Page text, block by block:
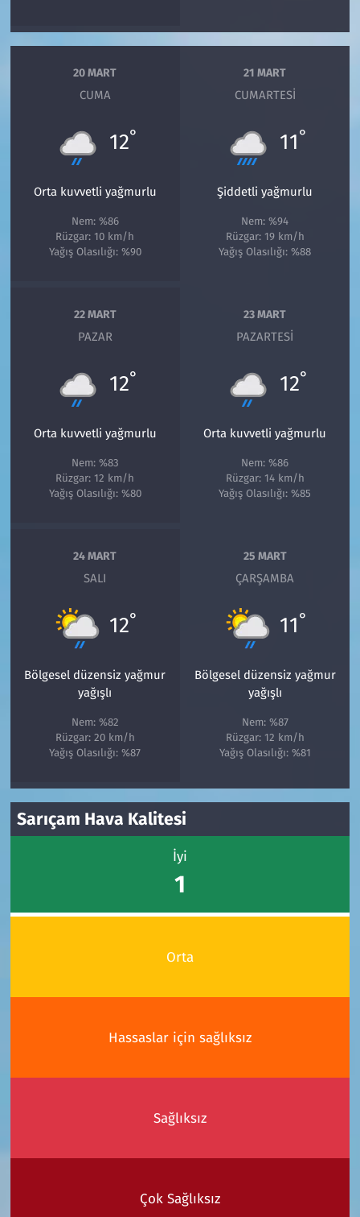
20 MART
CUMA
12°
Orta kuvvetli yağmurlu
Nem: %86
Rüzgar: 10 km/h
Yağış Olasılığı: %90
21 MART
CUMARTESI
11°
Şiddetli yağmurlu
Nem: %94
Rüzgar: 19 km/h
Yağış Olasılığı: %88
22 MART
PAZAR
12°
Orta kuvvetli yağmurlu
Nem: %83
Rüzgar: 12 km/h
Yağış Olasılığı: %80
23 MART
PAZARTESI
12°
Orta kuvvetli yağmurlu
Nem: %86
Rüzgar: 14 km/h
Yağış Olasılığı: %85
24 MART
SALI
12°
Bölgesel düzensiz yağmur
yağışlı
Nem: %82
Rüzgar: 20 km/h
Yağış Olasılığı: %87
25 MART
ÇARŞAMBA
11°
Bölgesel düzensiz yağmur
yağışlı
Nem: %87
Rüzgar: 12 km/h
Yağış Olasılığı: %81
Sarıçam Hava Kalitesi
İyi
1
Orta
Hassaslar için sağlıksız
Sağlıksız
Çok Sağlıksız